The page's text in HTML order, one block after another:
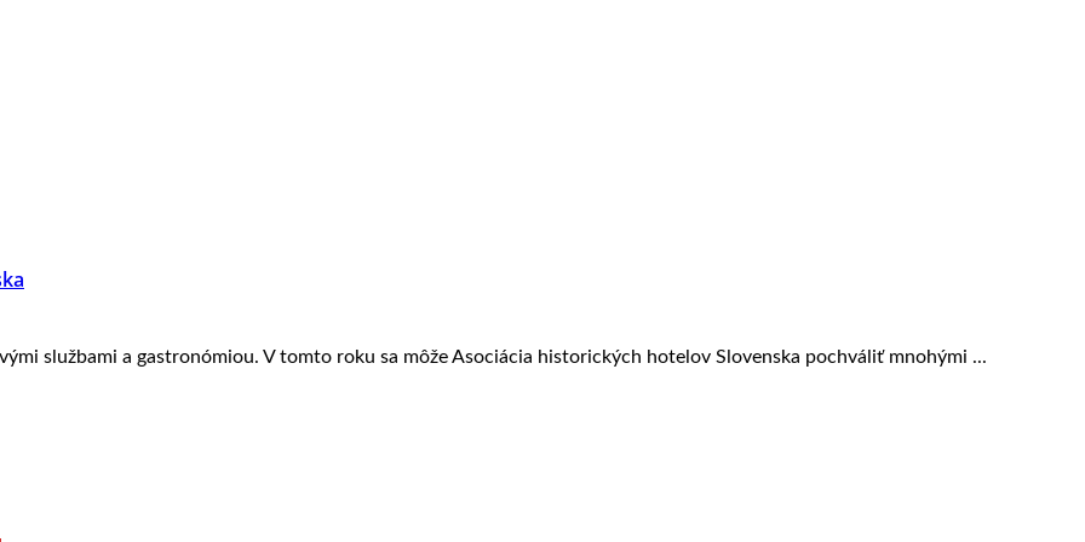
službami a gastronómiou. V tomto roku sa môže Asociácia historických hotelov Slovenska pochváliť mnohými ...